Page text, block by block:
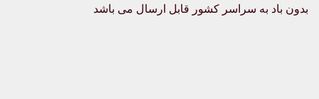
بدون باد به سراسر کشور قابل ارسال می باشد